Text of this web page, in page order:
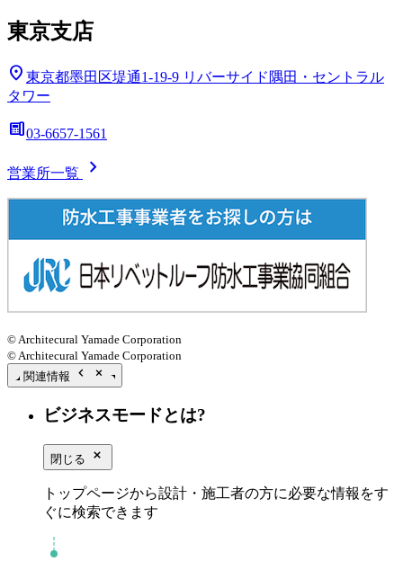
東京支店
location_on 東京都墨田区堤通1-19-9 リバーサイド隅田・セントラル
タワー
deskphone03-6657-1561
営業所一覧 chevron_right
© Architecural Yamade Corporation
© Architecural Yamade Corporation
関連情報
chevron_left close_small
ビジネスモードとは?
閉じる close_small
トップページから設計・施工者の方に必要な情報をす
ぐに検索できます